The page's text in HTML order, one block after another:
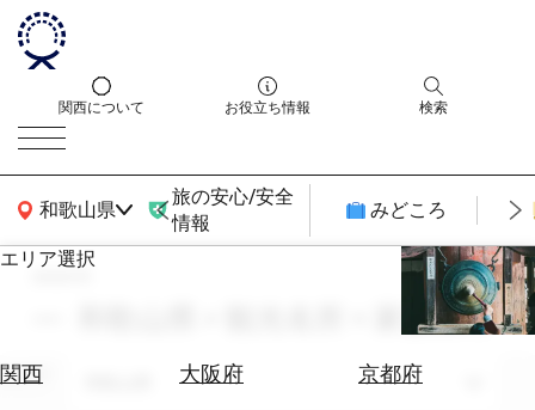
関西について お役立ち情報 検索
和歌山県
関西広域MAP
旅の安心/安全
情報
みどころ
エリア選択
関西 大阪府
京都府
エ
search
和歌山県 × 観光名所 × 家族旅行
エリア